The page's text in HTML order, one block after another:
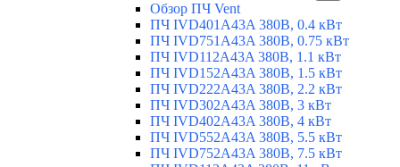
Обзор ПЧ Vent
ПЧ IVD401A43A 380В, 0.4 кВт
ПЧ IVD751A43A 380В, 0.75 кВт
ПЧ IVD112A43A 380В, 1.1 кВт
ПЧ IVD152A43A 380В, 1.5 кВт
ПЧ IVD222A43A 380В, 2.2 кВт
ПЧ IVD302A43A 380В, 3 кВт
ПЧ IVD402A43A 380В, 4 кВт
ПЧ IVD552A43A 380В, 5.5 кВт
ПЧ IVD752A43A 380В, 7.5 кВт